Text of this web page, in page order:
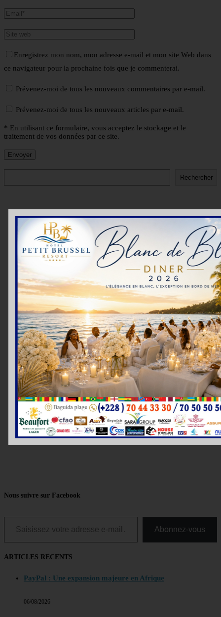
Enregistrez mon nom, mon adresse e-mail et mon site Web dans
ce navigateur pour la prochaine fois que je commenterai.
Prévenez-moi de tous les nouveaux commentaires par e-mail.
Prévenez-moi de tous les nouveaux articles par e-mail.
* En utilisant ce formulaire, vous acceptez le stockage et le
traitement de vos données par ce site.
Rechercher
01 (1)
Nous suivre sur Facebook
Saisissez votre adresse e-mail…
Abonnez-vous
ARTICLES RECENTS
PayPal : Une expansion majeure en Afrique
06/08/2026